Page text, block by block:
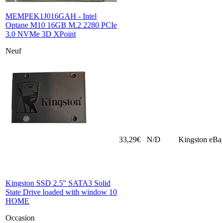
MEMPEK1J016GAH - Intel
Optane M10 16GB M.2 2280 PCIe
3.0 NVMe 3D XPoint
Neuf
Kingston SSD 2.5" SATA3 Solid
State Drive loaded with window 10
HOME
Occasion
33,29€ N/D Kingston